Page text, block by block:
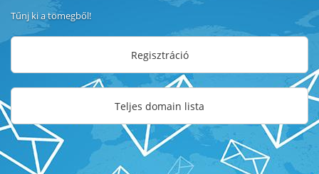
Tűnj ki a tömegből!
Regisztráció
Teljes domain lista